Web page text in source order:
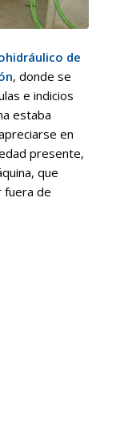
de
, donde se
e indicios
estaba
en
presente,
que
fuera de